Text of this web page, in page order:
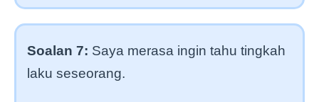
Soalan 7: Saya merasa ingin tahu tingkah
laku seseorang.